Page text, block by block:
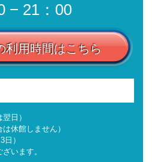
− 21：00
利用時間はこちら
日）
休館しません）
）
います。